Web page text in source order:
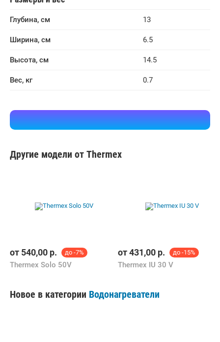
Глубина, см 13
Ширина, см 6.5
Высота, см 14.5
Вес, кг 0.7
Другие модели от Thermex
от 540,00 р. до -7%
Thermex Solo 50V
от431,00 р. до -15%
Thermex IU 30 V
Новое в категории Водонагреватели